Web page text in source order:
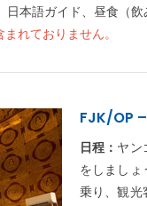
本語ガイド、昼食（飲
れておりません。
FJK/OP
日程： ヤン
をしまし
乗り、観光